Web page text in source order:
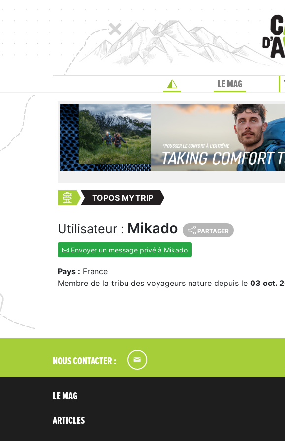
LE MAG
TOPOS MYTRIP
Utilisateur : Mikado PARTAGER
Envoyer un message privé à Mikado
Pays : France
Membre de la tribu des voyageurs nature depuis le 03 oct.
NOUS CONTACTER :
LE MAG
ARTICLES